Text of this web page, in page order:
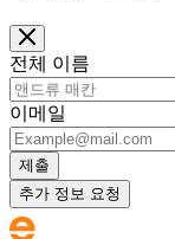
전체 이름
이메일
제출
추가 정보 요청